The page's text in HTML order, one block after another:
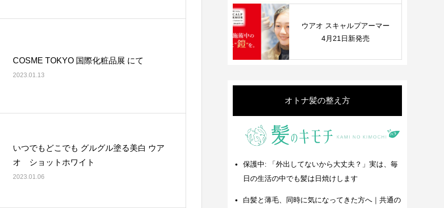
COSME TOKYO 国際化粧品展 にて
2023.01.13
いつでもどこでも グルグル塗る美白 ウア
オ ショットホワイト
2023.01.06
ウアオ スキャルプアーマー
4月21日新発売
オトナ髪の整え方
保護中: 「外出してないから大丈夫？」実は、毎
日の生活の中でも髪は日焼けします
白髪と薄毛、同時に気になってきた方へ｜共通の